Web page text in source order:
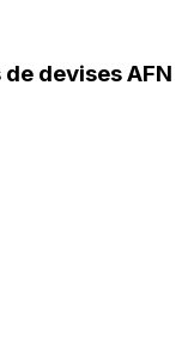
devises AFN